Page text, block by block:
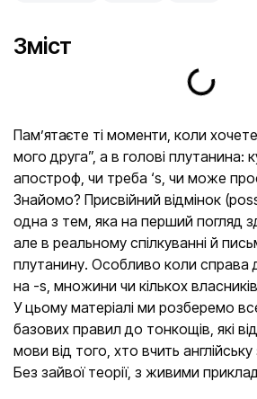
Зміст
Пам’ятаєте ті моменти, коли
мого друга”, а в голові плутанина:
апостроф, чи треба ‘s, чи може
Знайомо? Присвійний відмінок
одна з тем, яка на перший погляд
але в реальному спілкуванні й
плутанину. Особливо коли справа
на -s, множини чи кількох
У цьому матеріалі ми розберемо
базових правил до тонкощів, які
мови від того, хто вчить
Без зайвої теорії, з живими